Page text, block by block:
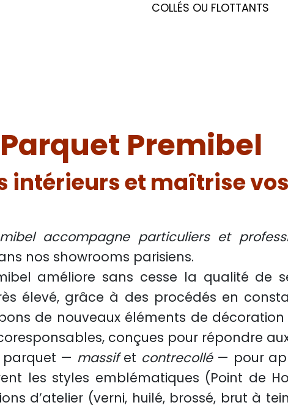
COLLÉS OU FLOTTANTS
Parquet Premibel
intérieurs et maîtrise
accompagne particuliers et
nos showrooms parisiens.
améliore sans cesse la qualité de
élevé, grâce à des procédés en
de nouveaux éléments de
conçues pour répondre
parquet — massifet contrecollé— pour
les styles emblématiques (Point de
d’atelier (verni, huilé, brossé, brut à